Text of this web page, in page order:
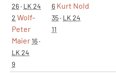
26· LK 24
2 Wolf-
Peter
Maier16·
LK 24
9
6 Kurt Nold
35· LK 24
11